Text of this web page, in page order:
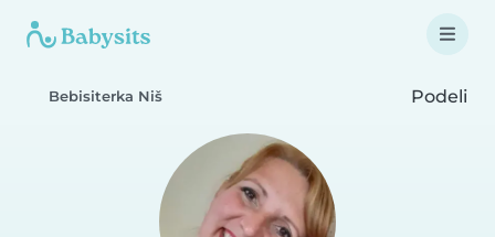
Bebisiterka Niš Podeli